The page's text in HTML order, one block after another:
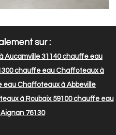
sur :
Aucamville 31140chauffe eau
chauffe eau Chaffoteaux à
Chaffoteaux à Abbeville
à Roubaix 59100chauffe eau
76130